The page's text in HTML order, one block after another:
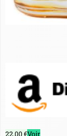
22,00 €Voir